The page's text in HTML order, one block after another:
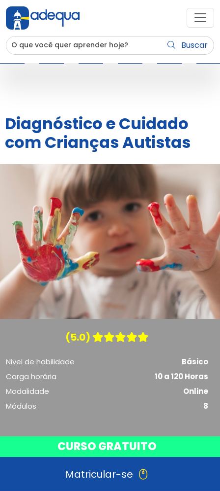
Buscar
Diagnóstico e Cuidado
com Crianças Autistas
(5.0)
Nivel de habilidade
Básico
Carga horária
10 a 120 Horas
Modalidade
Online
Módulos
8
CURSO GRATUITO
Matricular-se